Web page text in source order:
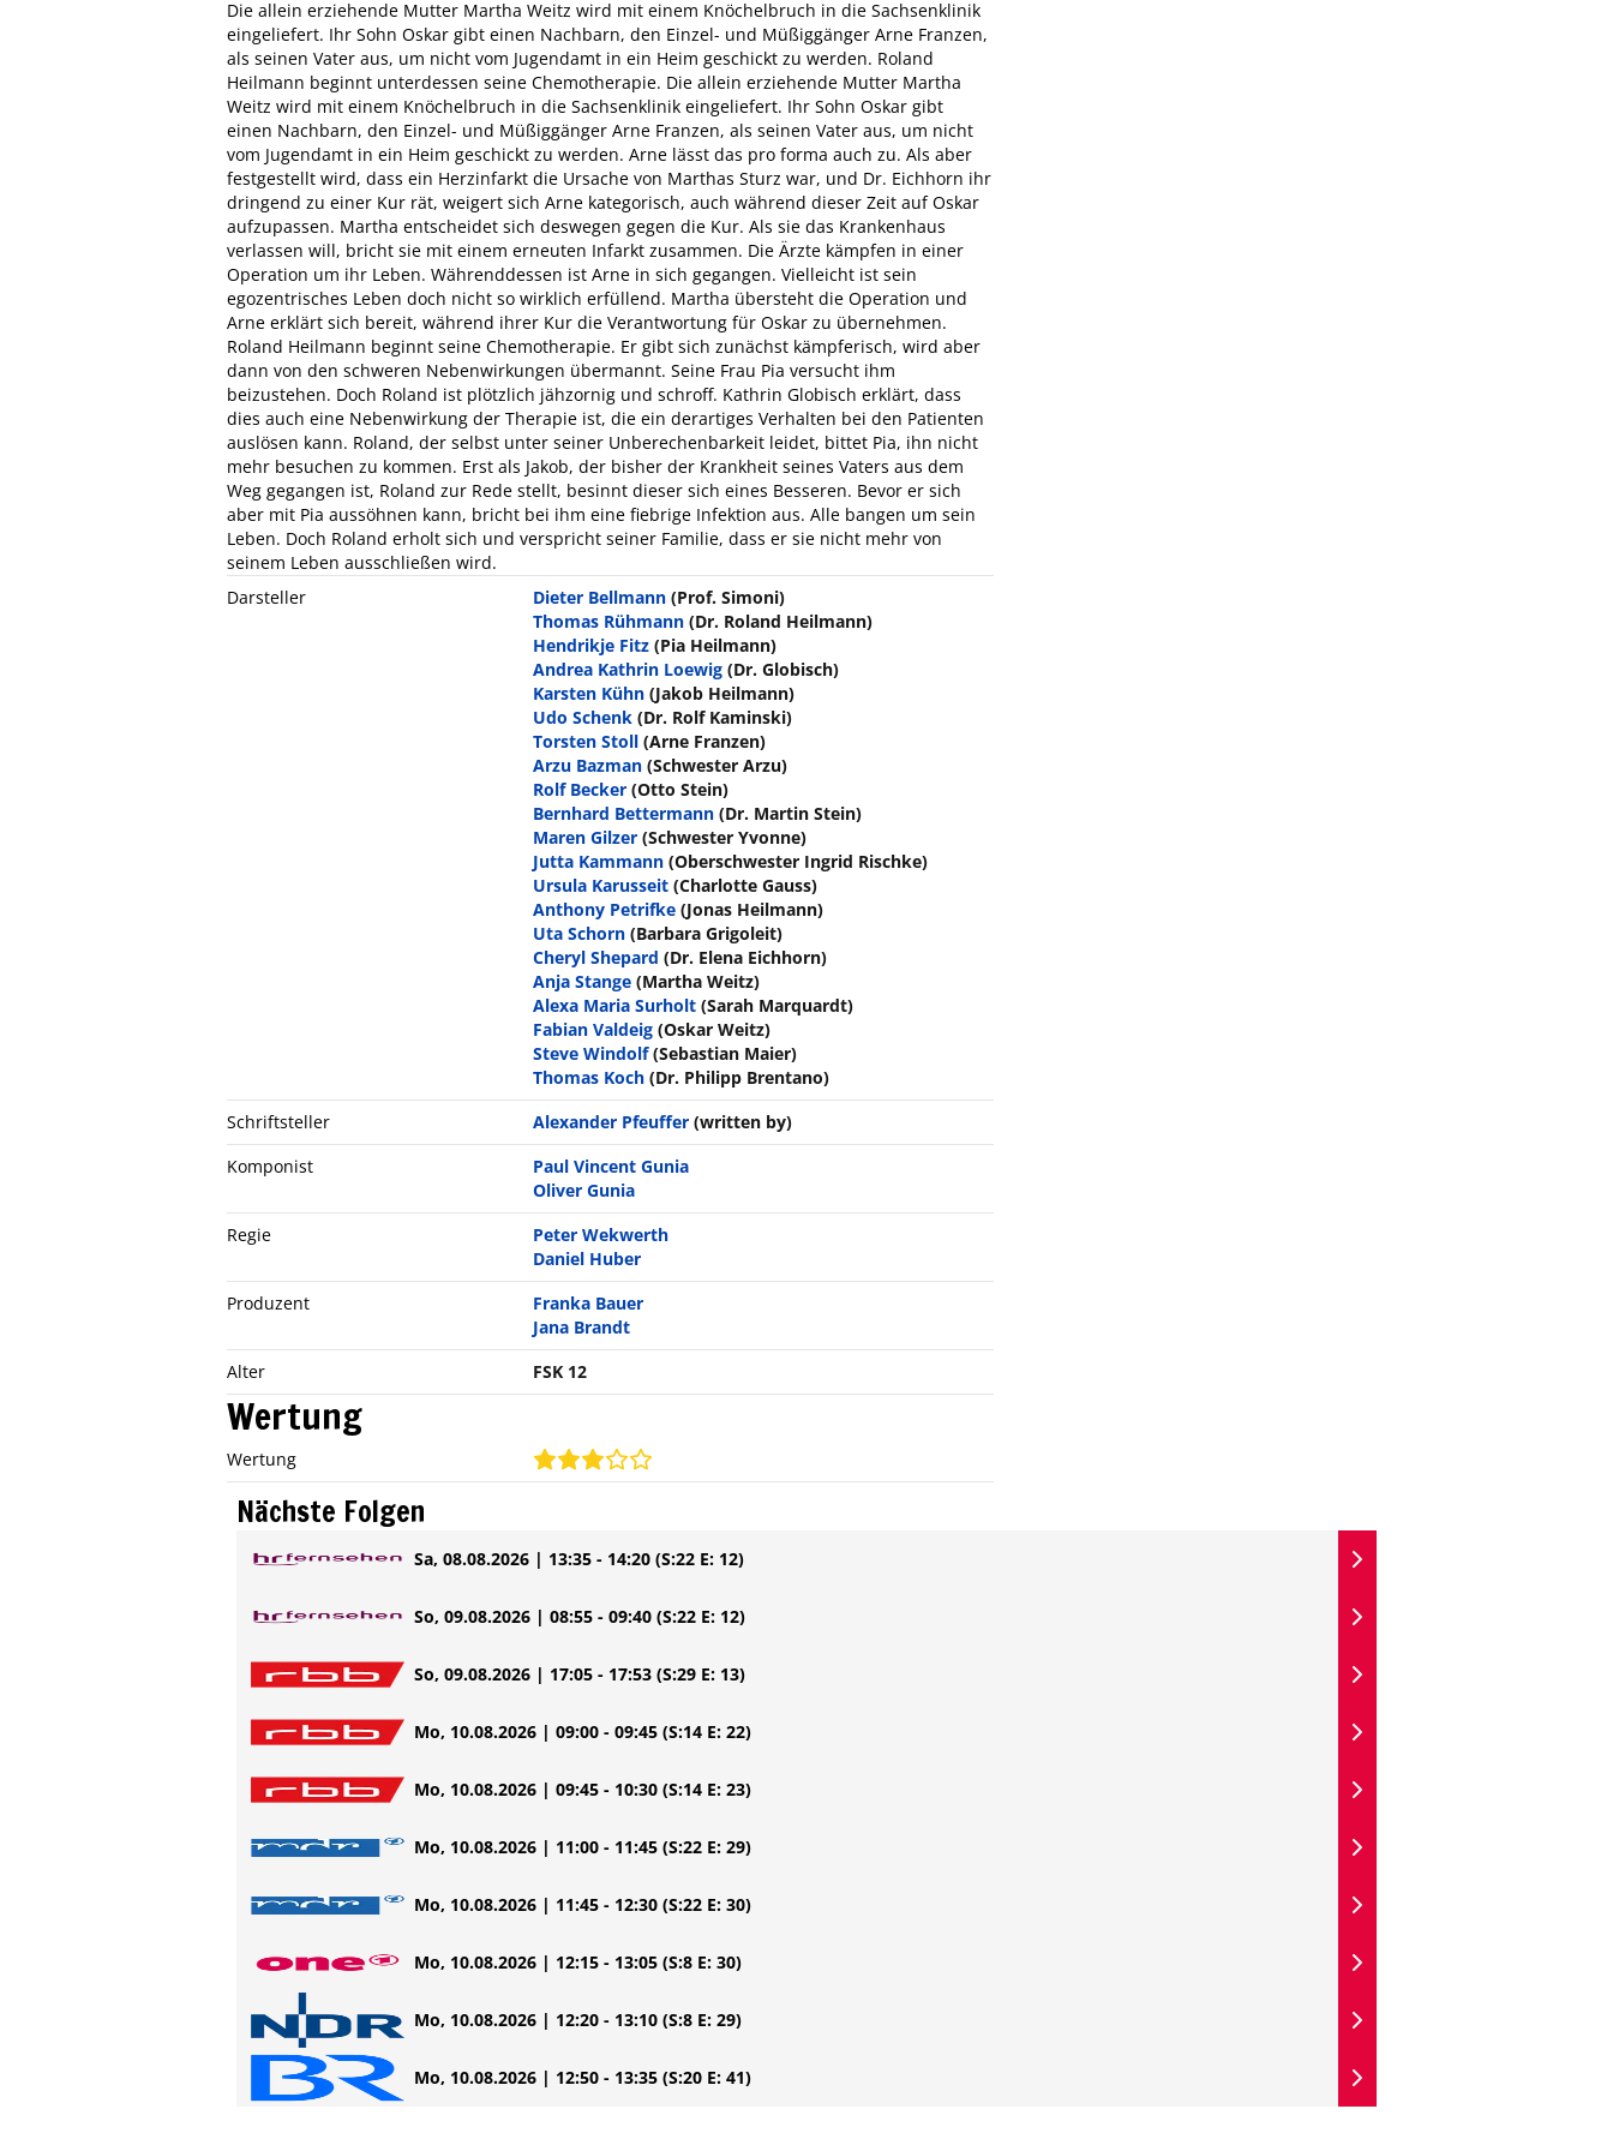
Die allein erziehende Mutter Martha Weitz wird mit einem Knöchelbruch in die Sachsenklinik
eingeliefert. Ihr Sohn Oskar gibt einen Nachbarn, den Einzel- und Müßiggänger Arne Franzen,
als seinen Vater aus, um nicht vom Jugendamt in ein Heim geschickt zu werden. Roland
Heilmann beginnt unterdessen seine Chemotherapie. Die allein erziehende Mutter Martha
Weitz wird mit einem Knöchelbruch in die Sachsenklinik eingeliefert. Ihr Sohn Oskar gibt
einen Nachbarn, den Einzel- und Müßiggänger Arne Franzen, als seinen Vater aus, um nicht
vom Jugendamt in ein Heim geschickt zu werden. Arne lässt das pro forma auch zu. Als aber
festgestellt wird, dass ein Herzinfarkt die Ursache von Marthas Sturz war, und Dr. Eichhorn ihr
dringend zu einer Kur rät, weigert sich Arne kategorisch, auch während dieser Zeit auf Oskar
aufzupassen. Martha entscheidet sich deswegen gegen die Kur. Als sie das Krankenhaus
verlassen will, bricht sie mit einem erneuten Infarkt zusammen. Die Ärzte kämpfen in einer
Operation um ihr Leben. Währenddessen ist Arne in sich gegangen. Vielleicht ist sein
egozentrisches Leben doch nicht so wirklich erfüllend. Martha übersteht die Operation und
Arne erklärt sich bereit, während ihrer Kur die Verantwortung für Oskar zu übernehmen.
Roland Heilmann beginnt seine Chemotherapie. Er gibt sich zunächst kämpferisch, wird aber
dann von den schweren Nebenwirkungen übermannt. Seine Frau Pia versucht ihm
beizustehen. Doch Roland ist plötzlich jähzornig und schroff. Kathrin Globisch erklärt, dass
dies auch eine Nebenwirkung der Therapie ist, die ein derartiges Verhalten bei den Patienten
auslösen kann. Roland, der selbst unter seiner Unberechenbarkeit leidet, bittet Pia, ihn nicht
mehr besuchen zu kommen. Erst als Jakob, der bisher der Krankheit seines Vaters aus dem
Weg gegangen ist, Roland zur Rede stellt, besinnt dieser sich eines Besseren. Bevor er sich
aber mit Pia aussöhnen kann, bricht bei ihm eine fiebrige Infektion aus. Alle bangen um sein
Leben. Doch Roland erholt sich und verspricht seiner Familie, dass er sie nicht mehr von
seinem Leben ausschließen wird.
Darsteller
Dieter Bellmann (Prof. Simoni)
Thomas Rühmann (Dr. Roland Heilmann)
Hendrikje Fitz (Pia Heilmann)
Andrea Kathrin Loewig (Dr. Globisch)
Karsten Kühn (Jakob Heilmann)
Udo Schenk (Dr. Rolf Kaminski)
Torsten Stoll (Arne Franzen)
Arzu Bazman (Schwester Arzu)
Rolf Becker (Otto Stein)
Bernhard Bettermann (Dr. Martin Stein)
Maren Gilzer (Schwester Yvonne)
Jutta Kammann (Oberschwester Ingrid Rischke)
Ursula Karusseit (Charlotte Gauss)
Anthony Petrifke (Jonas Heilmann)
Uta Schorn (Barbara Grigoleit)
Cheryl Shepard (Dr. Elena Eichhorn)
Anja Stange (Martha Weitz)
Alexa Maria Surholt (Sarah Marquardt)
Fabian Valdeig (Oskar Weitz)
Steve Windolf (Sebastian Maier)
Thomas Koch (Dr. Philipp Brentano)
Schriftsteller
Alexander Pfeuffer (written by)
Komponist
Paul Vincent Gunia
Oliver Gunia
Regie
Peter Wekwerth
Daniel Huber
Produzent
Franka Bauer
Jana Brandt
Alter
FSK 12
Wertung
Wertung
Nächste Folgen
Sa, 08.08.2026 | 13:35 - 14:20 (S:22 E: 12)
So, 09.08.2026 | 08:55 - 09:40 (S:22 E: 12)
So, 09.08.2026 | 17:05 - 17:53 (S:29 E: 13)
Mo, 10.08.2026 | 09:00 - 09:45 (S:14 E: 22)
Mo, 10.08.2026 | 09:45 - 10:30 (S:14 E: 23)
Mo, 10.08.2026 | 11:00 - 11:45 (S:22 E: 29)
Mo, 10.08.2026 | 11:45 - 12:30 (S:22 E: 30)
Mo, 10.08.2026 | 12:15 - 13:05 (S:8 E: 30)
Mo, 10.08.2026 | 12:20 - 13:10 (S:8 E: 29)
Mo, 10.08.2026 | 12:50 - 13:35 (S:20 E: 41)